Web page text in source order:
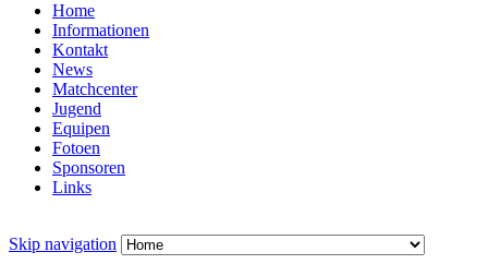
Home
Informationen
Kontakt
News
Matchcenter
Jugend
Equipen
Fotoen
Sponsoren
Links
Skip navigation